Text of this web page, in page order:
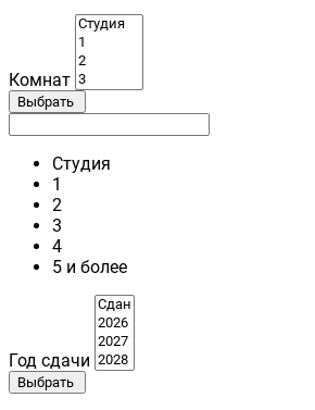
Комнат
Выбрать
Студия
1
2
3
4
5 и более
Год сдачи
Выбрать